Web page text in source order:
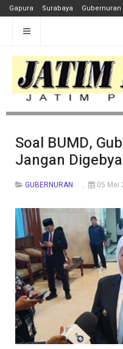
Gapura Surabaya Gubernuran
Soal BUMD,
Jangan
GUBERNURAN 05 Mei